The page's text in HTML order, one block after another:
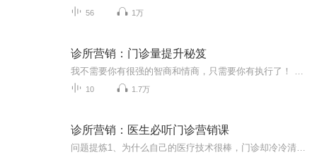
56 1万
诊所营销：门诊量提升秘笈
10 1.7万
诊所营销：医生必听门诊营销课